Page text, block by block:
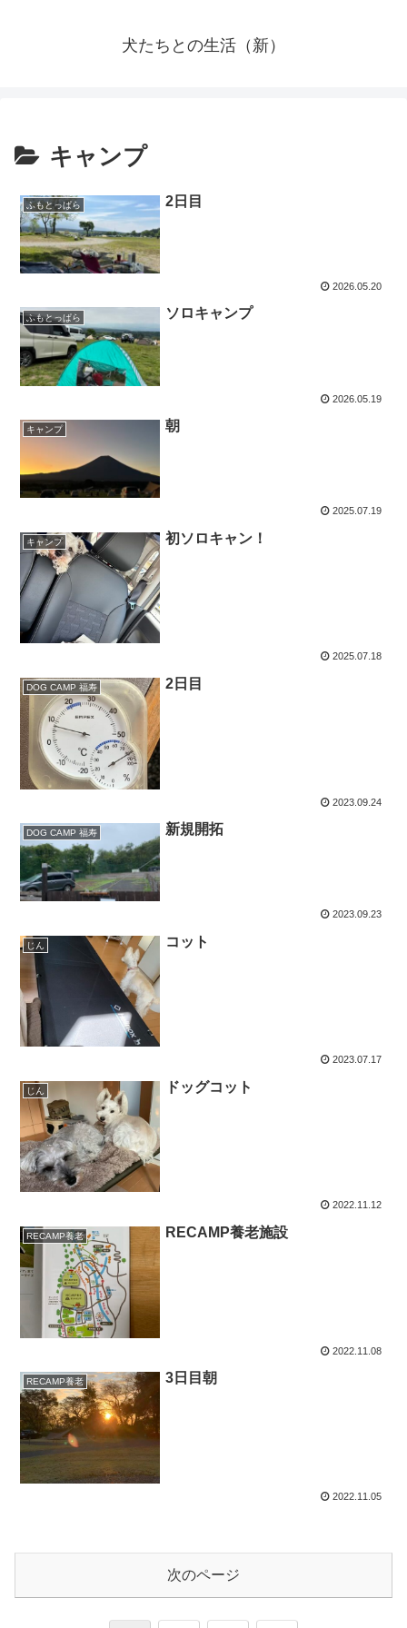
犬たちとの生活（新）
キャンプ
ふもとっぱら 2日目
2026.05.20
ふもとっぱら ソロキャンプ
2026.05.19
キャンプ 朝
2025.07.19
キャンプ 初ソロキャン！
2025.07.18
DOG CAMP 福寿 2日目
2023.09.24
DOG CAMP 福寿 新規開拓
2023.09.23
じん コット
2023.07.17
じん ドッグコット
2022.11.12
RECAMP養老 RECAMP養老施設
2022.11.08
RECAMP養老 3日目朝
2022.11.05
次のページ